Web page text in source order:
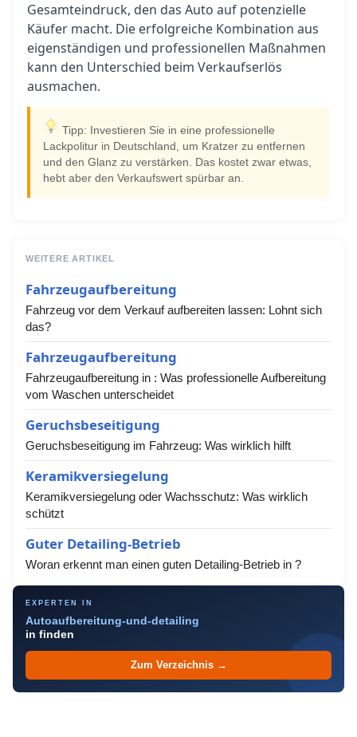
Gesamteindruck, den das Auto auf potenzielle
Käufer macht. Die erfolgreiche Kombination aus
eigenständigen und professionellen Maßnahmen
kann den Unterschied beim Verkaufserlös
ausmachen.
Tipp: Investieren Sie in eine professionelle
Lackpolitur in Deutschland, um Kratzer zu entfernen
und den Glanz zu verstärken. Das kostet zwar etwas,
hebt aber den Verkaufswert spürbar an.
WEITERE ARTIKEL
Fahrzeugaufbereitung
Fahrzeug vor dem Verkauf aufbereiten lassen: Lohnt sich
das?
Fahrzeugaufbereitung
Fahrzeugaufbereitung in : Was professionelle Aufbereitung
vom Waschen unterscheidet
Geruchsbeseitigung
Geruchsbeseitigung im Fahrzeug: Was wirklich hilft
Keramikversiegelung
Keramikversiegelung oder Wachsschutz: Was wirklich
schützt
Guter Detailing-Betrieb
Woran erkennt man einen guten Detailing-Betrieb in ?
EXPERTEN IN
Autoaufbereitung-und-detailing
in finden
Zum Verzeichnis →